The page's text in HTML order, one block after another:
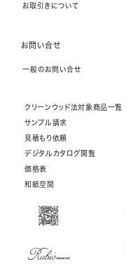
お取引きについて
お問い合せ
一般のお問い合せ
クリーンウッド法対象商品一覧
サンプル請求
見積もり依頼
デジタルカタログ閲覧
価格表
和紙空間